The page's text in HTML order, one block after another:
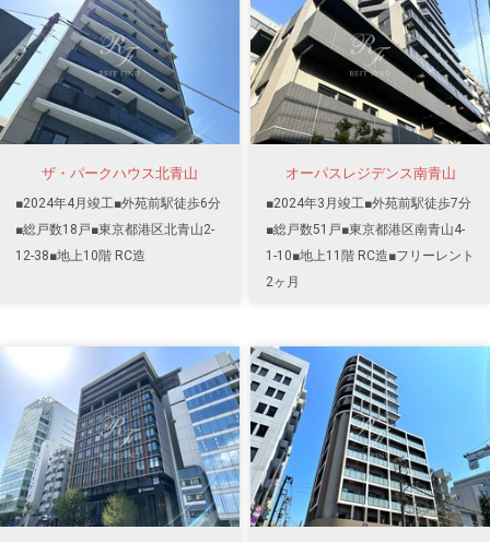
ザ・パークハウス北青山
■2024年4月竣工■外苑前駅徒歩6分
■総戸数18戸■東京都港区北青山2-
12-38■地上10階 RC造
オーパスレジデンス南青山
■2024年3月竣工■外苑前駅徒歩7分
■総戸数51戸■東京都港区南青山4-
1-10■地上11階 RC造■フリーレント
2ヶ月